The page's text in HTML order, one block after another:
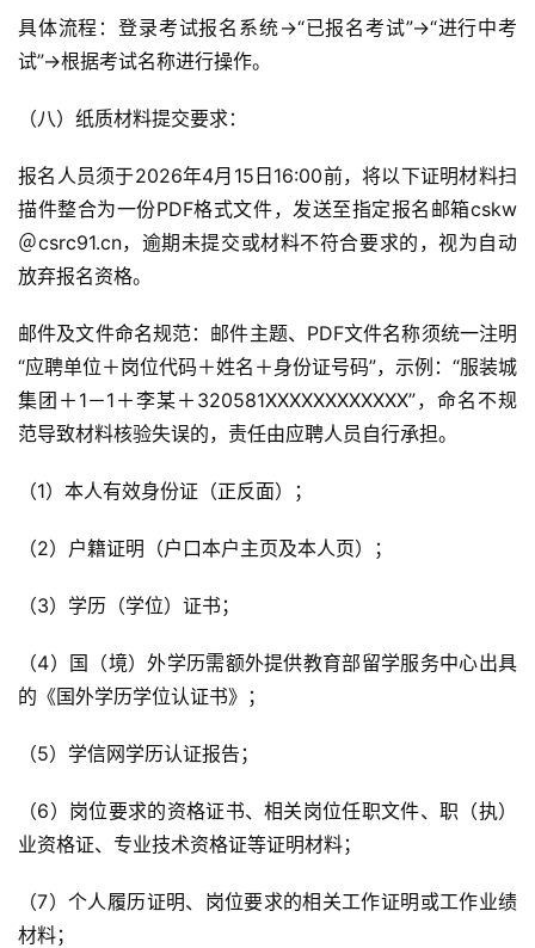
具体流程：登录考试报名系统→“已报名考试”→“进行中考
试”→根据考试名称进行操作。
（八）纸质材料提交要求：
报名人员须于2026年4月15日16:00前，将以下证明材料扫
描件整合为一份PDF格式文件，发送至指定报名邮箱cskw
＠csrc91.cn，逾期未提交或材料不符合要求的，视为自动
放弃报名资格。
邮件及文件命名规范：邮件主题、PDF文件名称须统一注明
“应聘单位＋岗位代码＋姓名＋身份证号码”，示例：“服装城
集团＋1－1＋李某＋320581XXXXXXXXXXXX”，命名不规
范导致材料核验失误的，责任由应聘人员自行承担。
（1）本人有效身份证（正反面）；
（2）户籍证明（户口本户主页及本人页）；
（3）学历（学位）证书；
（4）国（境）外学历需额外提供教育部留学服务中心出具
的《国外学历学位认证书》；
（5）学信网学历认证报告；
（6）岗位要求的资格证书、相关岗位任职文件、职（执）
业资格证、专业技术资格证等证明材料；
（7）个人履历证明、岗位要求的相关工作证明或工作业绩
材料；